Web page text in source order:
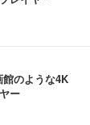
のような4K
ー